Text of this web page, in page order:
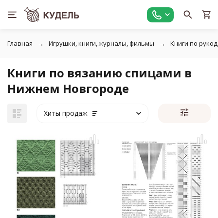
Главная Игрушки, книги, журналы, фильмы Книги по
Книги по вязанию спицами в
Нижнем Новгороде
Хиты продаж